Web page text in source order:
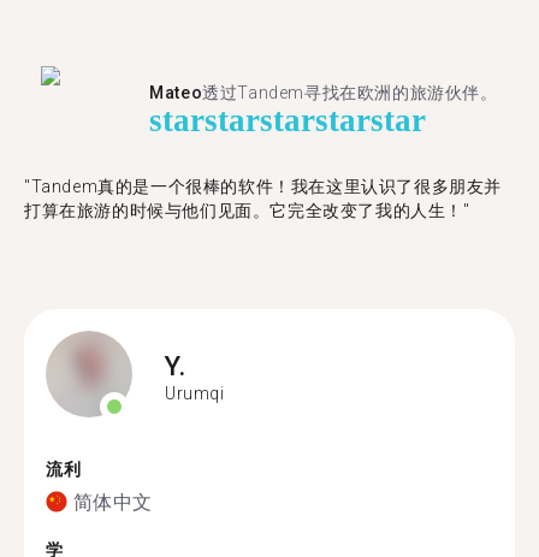
Mateo透过Tandem寻找在欧洲的旅游伙伴。
starstarstarstarstar
"Tandem真的是一个很棒的软件！我在这里认识了很多朋友并
打算在旅游的时候与他们见面。它完全改变了我的人生！"
Y.
Urumqi
流利
简体中文
学